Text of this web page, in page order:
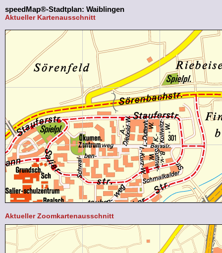
speedMap®-Stadtplan: Waiblingen
Aktueller Kartenausschnitt
Aktueller Zoomkartenausschnitt